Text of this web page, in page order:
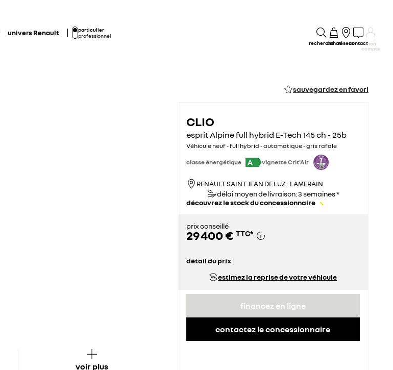
univers Renault
particulier
professionnel
rechercheachatréseaucontactmon
compte
sauvegardez en favori
voir plus
CLIO
esprit Alpine full hybrid E-Tech 145 ch - 25b
Véhicule neuf - full hybrid - automatique - gris rafale
classe énergétique A vignette Crit'Air
RENAULT SAINT JEAN DE LUZ - LAMERAIN
délai moyen de livraison: 3 semaines *
découvrez le stock du concessionnaire
prix conseillé
29 400 € TTC*
détail du prix
estimez la reprise de votre véhicule
financez en ligne
contactez le concessionnaire